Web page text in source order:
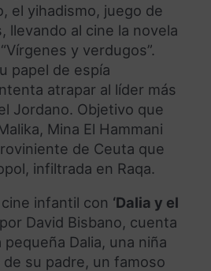
el yihadismo, juego de
llevando al cine la novela
y verdugos”.
papel de espía
atrapar al líder más
Jordano. Objetivo que
Mina El Hammani
de Ceuta que
infiltrada en Raqa.
infantil con ‘Dalia y el
David Bisbano, cuenta
Dalia, una niña
su padre, un famoso